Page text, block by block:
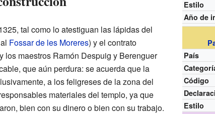
Estilo
Año de
País
Código
Estilo
tal como lo atestiguan las lápidas del
Fossar de les Moreres) y el contrato
los maestros Ramón Despuig y Berenguer
que aún perdura: se acuerda que la
a los feligreses de la zona del
materiales del templo, ya que
bien con su dinero o bien con su trabajo.